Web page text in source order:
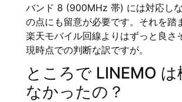
バンド 8 (900MHz 帯) には対応し
の点にも留意が必要です。それを踏
楽天モバイル回線よりはずっと良さ
現時点での判断な訳ですが。
ところで LINEMO は
なかったの？